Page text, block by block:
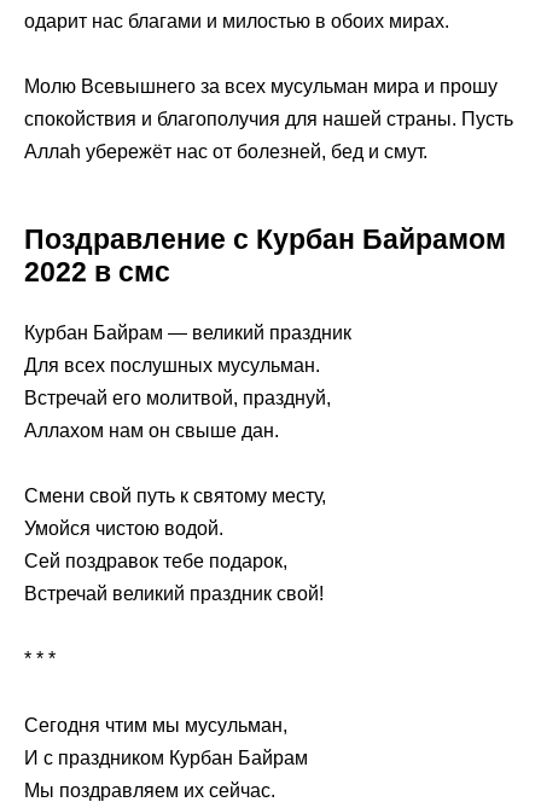
одарит нас благами и милостью в обоих мирах.
Молю Всевышнего за всех мусульман мира и прошу
спокойствия и благополучия для нашей страны. Пусть
Аллаh убережёт нас от болезней, бед и смут.
Поздравление с Курбан Байрамом
2022 в смс
Курбан Байрам — великий праздник
Для всех послушных мусульман.
Встречай его молитвой, празднуй,
Аллахом нам он свыше дан.
Смени свой путь к святому месту,
Умойся чистою водой.
Сей поздравок тебе подарок,
Встречай великий праздник свой!
* * *
Сегодня чтим мы мусульман,
И с праздником Курбан Байрам
Мы поздравляем их сейчас.